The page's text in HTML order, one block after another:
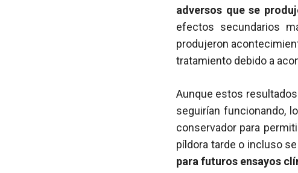
adversos que se
efectos secundarios
produjeron
tratamiento debido a
Aunque estos
seguirían funcionando,
conservador para
píldora tarde o incluso
para futuros ensayos